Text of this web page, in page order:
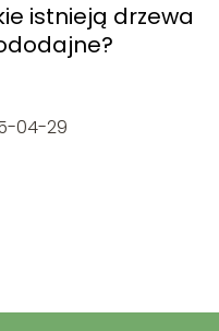
istnieją drzewa
04-29